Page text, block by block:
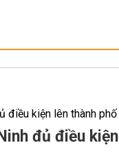
đủ điều kiện